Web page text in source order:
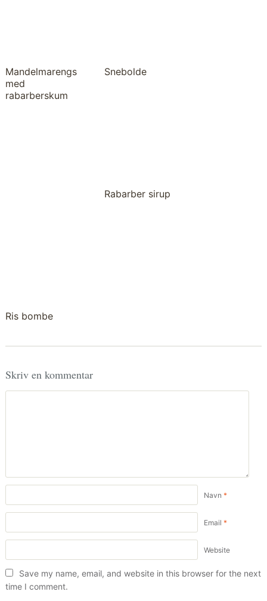
Mandelmarengs
med
rabarberskum
Snebolde
Rabarber sirup
Ris bombe
Skriv en kommentar
Navn *
Email *
Website
Save my name, email, and website in this browser for the next
time I comment.